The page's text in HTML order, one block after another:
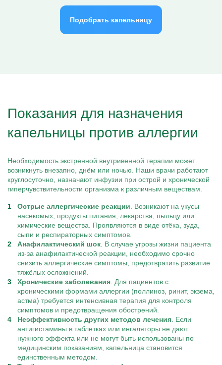
Подобрать капельницу
Показания для назначения
капельницы против аллергии
Необходимость экстренной внутривенной терапии может
возникнуть внезапно, днём или ночью. Наши врачи работают
круглосуточно, назначают инфузии при острой и хронической
гиперчувствительности организма к различным веществам.
Острые аллергические реакции . Возникают на укусы
насекомых, продукты питания, лекарства, пыльцу или
химические вещества. Проявляются в виде отёка, зуда,
сыпи и респираторных симптомов.
Анафилактический шок . В случае угрозы жизни пациента
из-за анафилактической реакции, необходимо срочно
снизить аллергические симптомы, предотвратить развитие
тяжёлых осложнений.
Хронические заболевания . Для пациентов с
хроническими формами аллергии (поллиноз, ринит, экзема,
астма) требуется интенсивная терапия для контроля
симптомов и предотвращения обострений.
Неэффективность других методов лечения . Если
антигистамины в таблетках или ингаляторы не дают
нужного эффекта или не могут быть использованы по
медицинским показаниям, капельница становится
единственным методом.